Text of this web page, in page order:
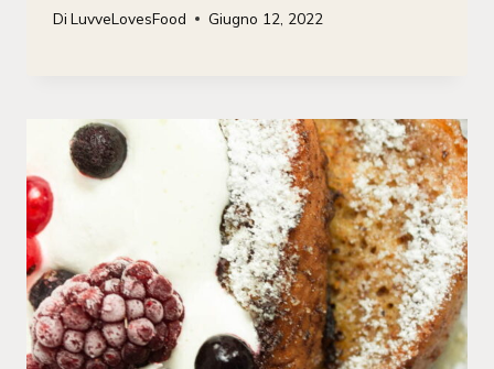
Di LuvveLovesFood Giugno 12, 2022